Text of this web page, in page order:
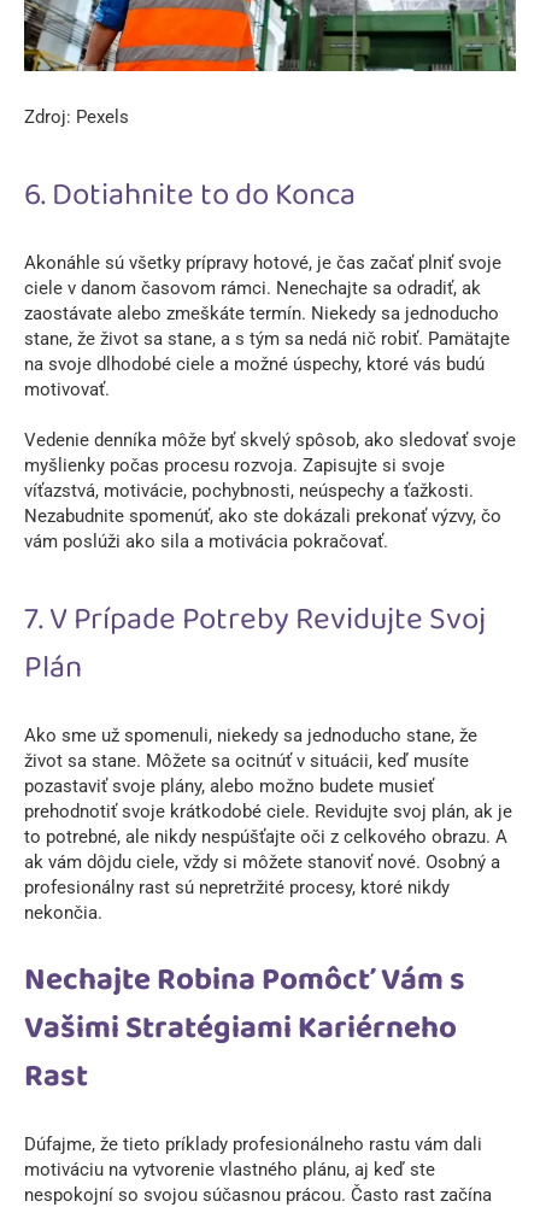
Zdroj: Pexels
6. Dotiahnite to do Konca
Akonáhle sú všetky prípravy hotové, je čas začať plniť svoje
ciele v danom časovom rámci. Nenechajte sa odradiť, ak
zaostávate alebo zmeškáte termín. Niekedy sa jednoducho
stane, že život sa stane, a s tým sa nedá nič robiť. Pamätajte
na svoje dlhodobé ciele a možné úspechy, ktoré vás budú
motivovať.
Vedenie denníka môže byť skvelý spôsob, ako sledovať svoje
myšlienky počas procesu rozvoja. Zapisujte si svoje
víťazstvá, motivácie, pochybnosti, neúspechy a ťažkosti.
Nezabudnite spomenúť, ako ste dokázali prekonať výzvy, čo
vám poslúži ako sila a motivácia pokračovať.
7. V Prípade Potreby Revidujte Svoj
Plán
Ako sme už spomenuli, niekedy sa jednoducho stane, že
život sa stane. Môžete sa ocitnúť v situácii, keď musíte
pozastaviť svoje plány, alebo možno budete musieť
prehodnotiť svoje krátkodobé ciele. Revidujte svoj plán, ak je
to potrebné, ale nikdy nespúšťajte oči z celkového obrazu. A
ak vám dôjdu ciele, vždy si môžete stanoviť nové. Osobný a
profesionálny rast sú nepretržité procesy, ktoré nikdy
nekončia.
Nechajte Robina Pomôcť Vám s
Vašimi Stratégiami Kariérneho
Rast
Dúfajme, že tieto príklady profesionálneho rastu vám dali
motiváciu na vytvorenie vlastného plánu, aj keď ste
nespokojní so svojou súčasnou prácou. Často rast začína